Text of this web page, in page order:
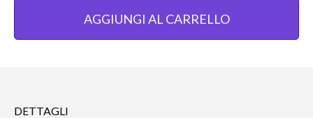
AGGIUNGI AL CARRELLO
DETTAGLI